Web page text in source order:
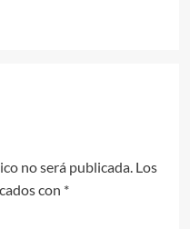
no será publicada. Los
con *